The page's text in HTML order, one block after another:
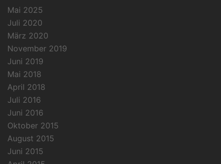
Mai 2025
Juli 2020
März 2020
November 2019
Juni 2019
Mai 2018
April 2018
Juli 2016
Juni 2016
Oktober 2015
August 2015
Juni 2015